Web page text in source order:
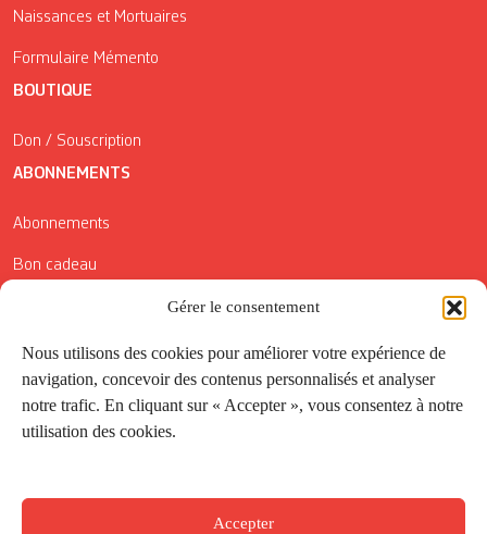
Gérer le consentement
Nous utilisons des cookies pour améliorer votre expérience de
navigation, concevoir des contenus personnalisés et analyser
notre trafic. En cliquant sur « Accepter », vous consentez à notre
utilisation des cookies.
Accepter
Naissances et Mortuaires
Formulaire Mémento
BOUTIQUE
Don / Souscription
ABONNEMENTS
Abonnements
Bon cadeau
Conditions générales de vente
Réductions de la Carte Côté Courrier
Application